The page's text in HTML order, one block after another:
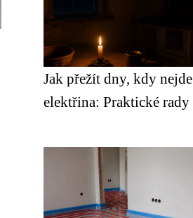
Jak přežít dny, kdy nejde
elektřina: Praktické rady